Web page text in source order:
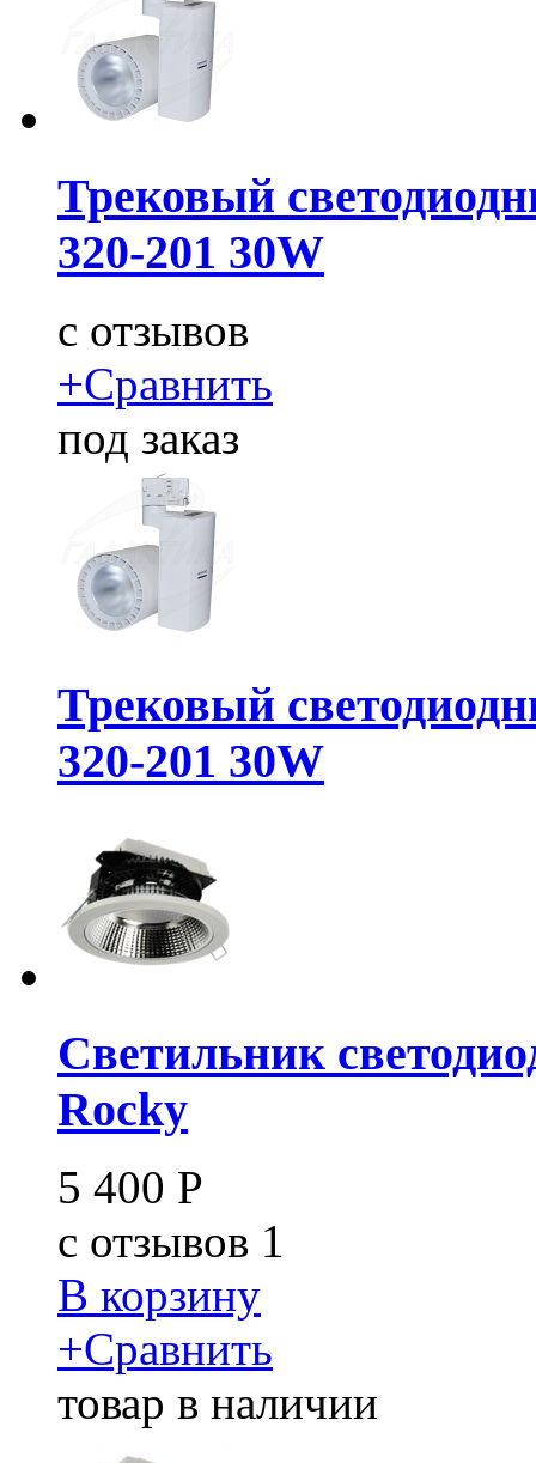
Трековый
320-201 30W
c отзывов
+Сравнить
под заказ
Трековый
320-201 30W
Светильник
Rocky
5 400 Р
c отзывов 1
В корзину
+Сравнить
товар в наличии